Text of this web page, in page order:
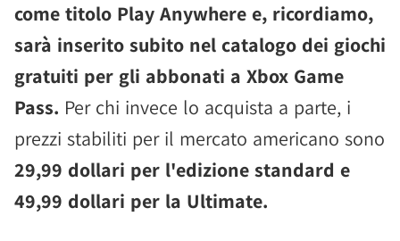
come titolo Play Anywhere e, ricordiamo,
sarà inserito subito nel catalogo dei giochi
gratuiti per gli abbonati a Xbox Game
Pass. Per chi invece lo acquista a parte, i
prezzi stabiliti per il mercato americano sono
29,99 dollari per l'edizione standard e
49,99 dollari per la Ultimate.